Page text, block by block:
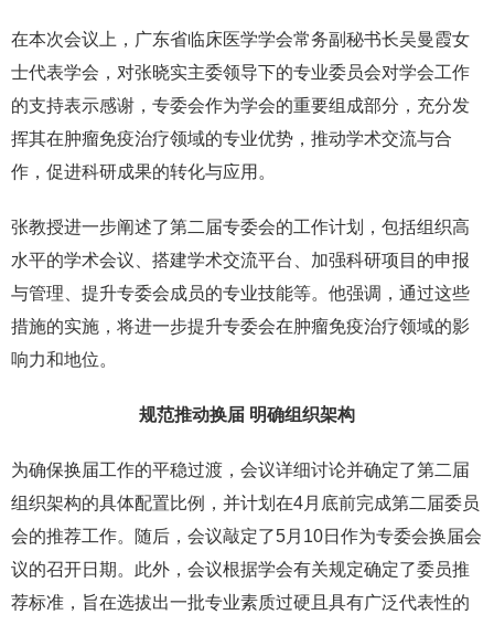
在本次会议上，广东省临床医学学会常务副秘书长吴曼霞女
士代表学会，对张晓实主委领导下的专业委员会对学会工作
的支持表示感谢，专委会作为学会的重要组成部分，充分发
挥其在肿瘤免疫治疗领域的专业优势，推动学术交流与合
作，促进科研成果的转化与应用。
张教授进一步阐述了第二届专委会的工作计划，包括组织高
水平的学术会议、搭建学术交流平台、加强科研项目的申报
与管理、提升专委会成员的专业技能等。他强调，通过这些
措施的实施，将进一步提升专委会在肿瘤免疫治疗领域的影
响力和地位。
规范推动换届 明确组织架构
为确保换届工作的平稳过渡，会议详细讨论并确定了第二届
组织架构的具体配置比例，并计划在4月底前完成第二届委员
会的推荐工作。随后，会议敲定了5月10日作为专委会换届会
议的召开日期。此外，会议根据学会有关规定确定了委员推
荐标准，旨在选拔出一批专业素质过硬且具有广泛代表性的